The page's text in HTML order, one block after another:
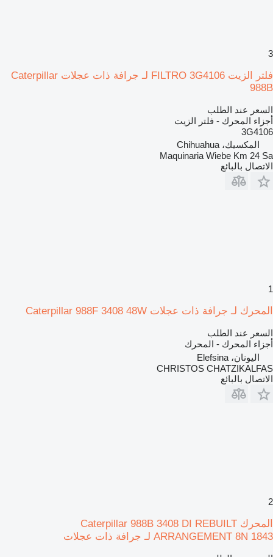
3
فلتر الزيت FILTRO 3G4106 لـ جرافة ذات عجلات Caterpillar
988B
السعر عند الطلب
أجزاء المحرك - فلتر الزيت
3G4106
المكسيك، Chihuahua
Maquinaria Wiebe Km 24 Sa
الاتصال بالبائع
1
المحرك لـ جرافة ذات عجلات Caterpillar 988F 3408 48W
السعر عند الطلب
أجزاء المحرك - المحرك
اليونان، Elefsina
CHRISTOS CHATZIKALFAS
الاتصال بالبائع
2
المحرك Caterpillar 988B 3408 DI REBUILT
ARRANGEMENT 8N 1843 لـ جرافة ذات عجلات